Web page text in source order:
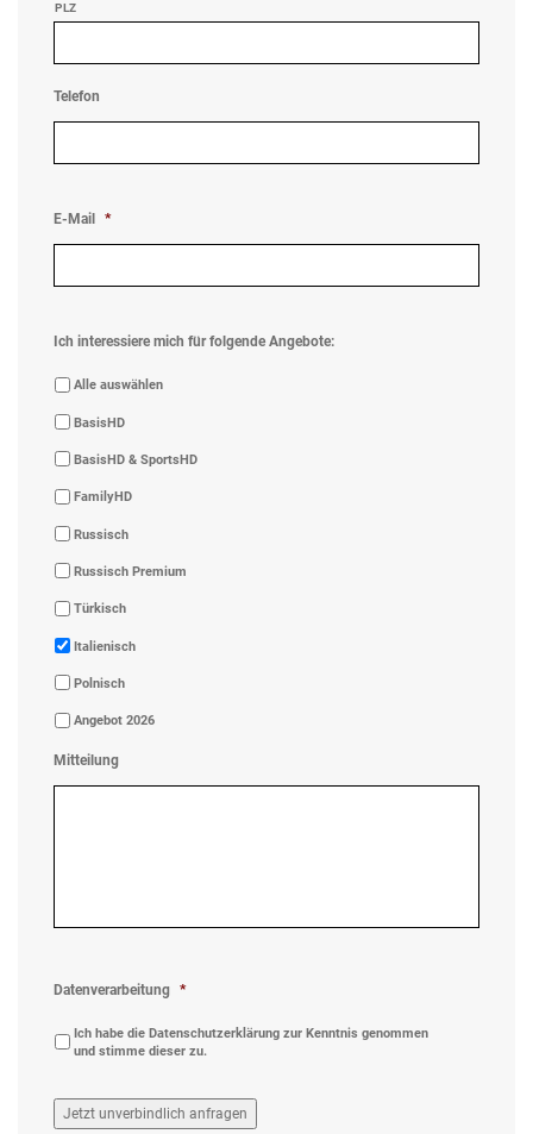
PLZ
Telefon
E-Mail *
Ich interessiere mich für folgende Angebote:
Alle auswählen
BasisHD
BasisHD & SportsHD
FamilyHD
Russisch
Russisch Premium
Türkisch
Italienisch
Polnisch
Angebot 2026
Mitteilung
Datenverarbeitung *
Ich habe die Datenschutzerklärung zur Kenntnis genommen
und stimme dieser zu.
Jetzt unverbindlich anfragen